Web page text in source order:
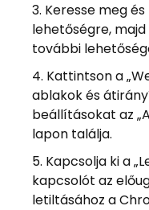
Keresse meg
lehetőségre, majd
további
Kattintson a
ablakok és
beállításokat az
lapon találja.
Kapcsolja ki a
kapcsolót az
letiltásához a